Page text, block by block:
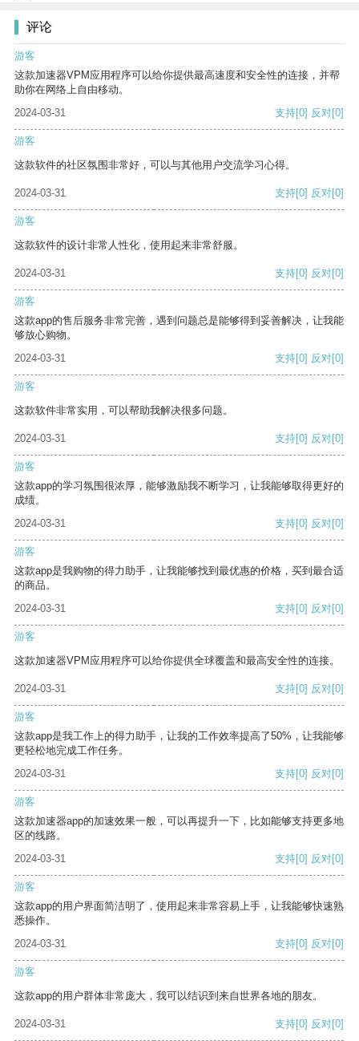
评论
游客
这款加速器VPM应用程序可以给你提供最高速度和安全性的连接，并帮
助你在网络上自由移动。
2024-03-31
支持[0] 反对[0]
游客
这款软件的社区氛围非常好，可以与其他用户交流学习心得。
2024-03-31 支持[0] 反对[0]
游客
这款软件的设计非常人性化，使用起来非常舒服。
2024-03-31 支持[0] 反对[0]
游客
这款app的售后服务非常完善，遇到问题总是能够得到妥善解决，让我能
够放心购物。
2024-03-31
支持[0] 反对[0]
游客
这款软件非常实用，可以帮助我解决很多问题。
2024-03-31 支持[0] 反对[0]
游客
这款app的学习氛围很浓厚，能够激励我不断学习，让我能够取得更好的
成绩。
2024-03-31
支持[0] 反对[0]
游客
这款app是我购物的得力助手，让我能够找到最优惠的价格，买到最合适
的商品。
2024-03-31
支持[0] 反对[0]
游客
这款加速器VPM应用程序可以给你提供全球覆盖和最高安全性的连接。
2024-03-31 支持[0] 反对[0]
游客
这款app是我工作上的得力助手，让我的工作效率提高了50%，让我能够
更轻松地完成工作任务。
2024-03-31
支持[0] 反对[0]
游客
这款加速器app的加速效果一般，可以再提升一下，比如能够支持更多地
区的线路。
2024-03-31
支持[0] 反对[0]
游客
这款app的用户界面简洁明了，使用起来非常容易上手，让我能够快速熟
悉操作。
2024-03-31
支持[0] 反对[0]
游客
这款app的用户群体非常庞大，我可以结识到来自世界各地的朋友。
2024-03-31 支持[0] 反对[0]